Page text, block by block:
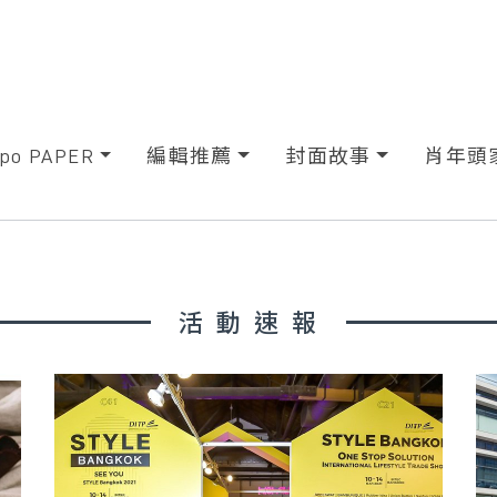
PAPER 編輯推薦 封面故事 肖年頭
活動速報